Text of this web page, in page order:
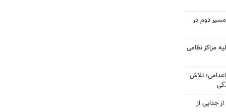
دوم در
مراکز نظامی
تلاش
جدایی از